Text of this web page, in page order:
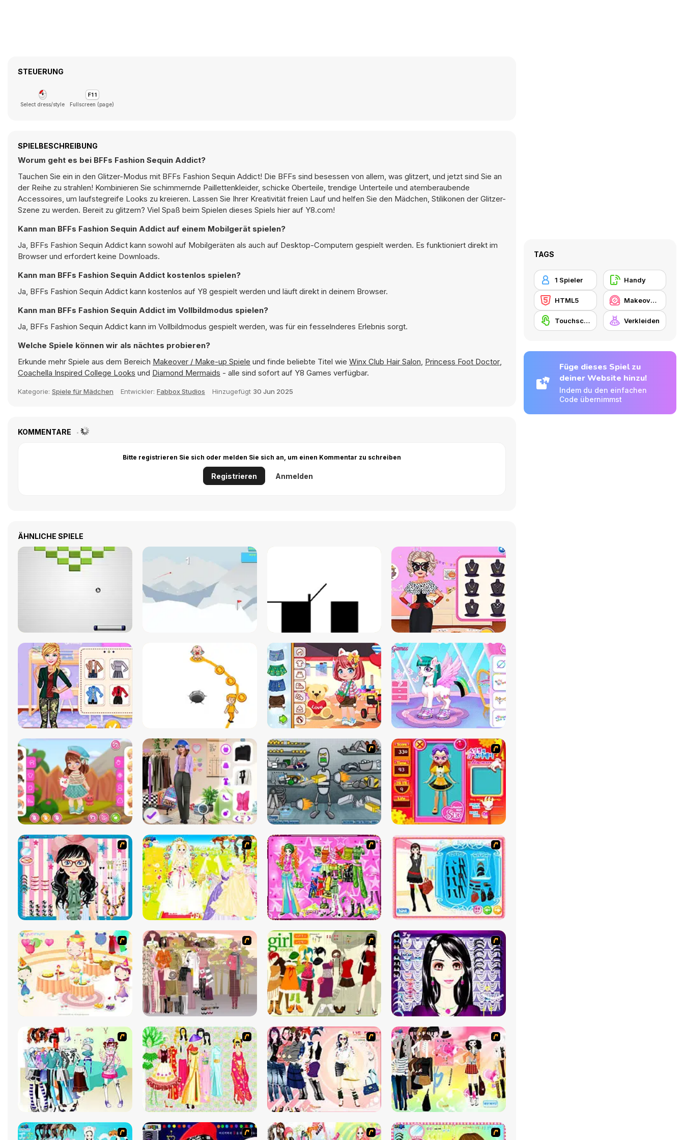
STEUERUNG
Select dress/style Fullscreen (page)
SPIELBESCHREIBUNG
Worum geht es bei BFFs Fashion Sequin Addict?
Tauchen Sie ein in den Glitzer-Modus mit BFFs Fashion Sequin Addict! Die BFFs sind besessen von allem, was glitzert, und jetzt sind Sie an
der Reihe zu strahlen! Kombinieren Sie schimmernde Paillettenkleider, schicke Oberteile, trendige Unterteile und atemberaubende
Accessoires, um laufstegreife Looks zu kreieren. Lassen Sie Ihrer Kreativität freien Lauf und helfen Sie den Mädchen, Stilikonen der Glitzer-
Szene zu werden. Bereit zu glitzern? Viel Spaß beim Spielen dieses Spiels hier auf Y8.com!
Kann man BFFs Fashion Sequin Addict auf einem Mobilgerät spielen?
Ja, BFFs Fashion Sequin Addict kann sowohl auf Mobilgeräten als auch auf Desktop-Computern gespielt werden. Es funktioniert direkt im
Browser und erfordert keine Downloads.
Kann man BFFs Fashion Sequin Addict kostenlos spielen?
Ja, BFFs Fashion Sequin Addict kann kostenlos auf Y8 gespielt werden und läuft direkt in deinem Browser.
Kann man BFFs Fashion Sequin Addict im Vollbildmodus spielen?
Ja, BFFs Fashion Sequin Addict kann im Vollbildmodus gespielt werden, was für ein fesselnderes Erlebnis sorgt.
Welche Spiele können wir als nächtes probieren?
Erkunde mehr Spiele aus dem Bereich Makeover / Make-up Spiele und finde beliebte Titel wie Winx Club Hair Salon, Princess Foot Doctor,
Coachella Inspired College Looks und Diamond Mermaids - alle sind sofort auf Y8 Games verfügbar.
Kategorie: Spiele für Mädchen Entwickler: Fabbox Studios Hinzugefügt 30 Jun 2025
KOMMENTARE
Bitte registrieren Sie sich oder melden Sie sich an, um einen Kommentar zu schreiben
Registrieren Anmelden
ÄHNLICHE SPIELE
TAGS
1 Spieler Handy
HTML5 Makeover / Make-up
Touchscreen Verkleiden
Füge dieses Spiel zu
deiner Website hinzu!
Indem du den einfachen
Code übernimmst